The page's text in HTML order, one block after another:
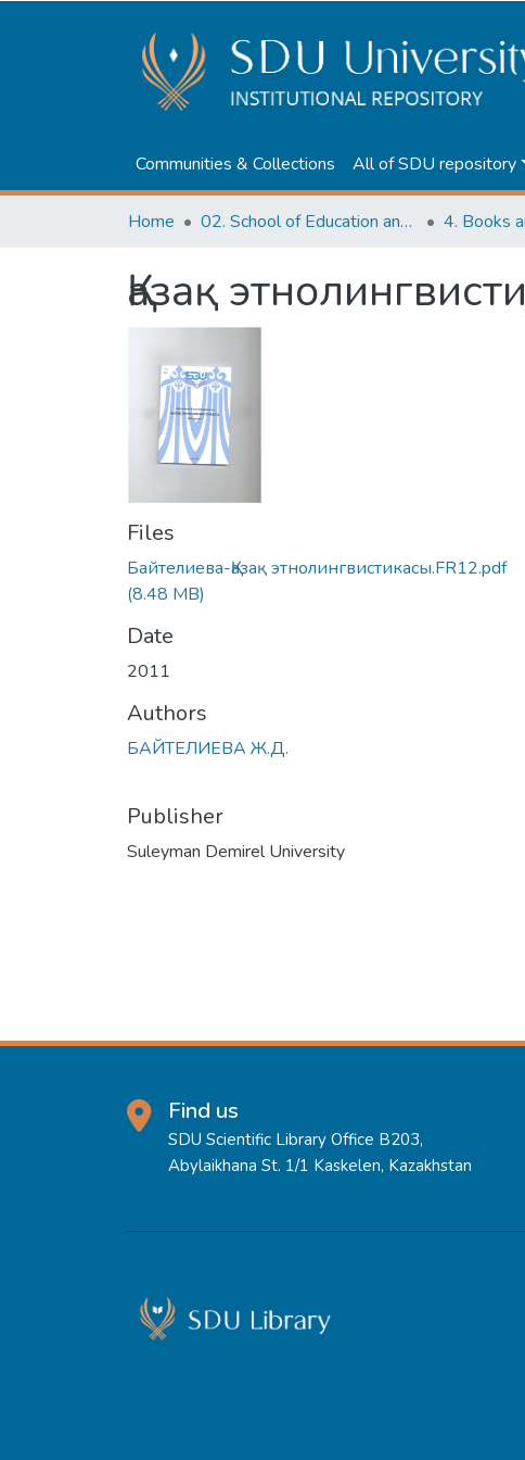
Communities & Collections All of SDU repository
Home 02. School of Education and humanities
Қазақ
Files
Байтелиева-Қазақ этнолингвистикасы.FR12.pdf
(8.48 MB)
Date
2011
Authors
БАЙТЕЛИЕВА Ж.Д.
Publisher
Suleyman Demirel University
Find us
SDU Scientific Library Office B203,
Abylaikhana St. 1/1 Kaskelen, Kazakhstan